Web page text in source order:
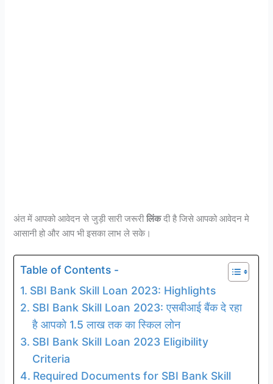
अंत में आपको आवेदन से जुड़ी सारी जरूरीलिंकदी है जिसे आपको आवेदन मे
आसानी हो और आप भी इसका लाभ ले सके।
Table of Contents -
SBI Bank Skill Loan 2023: Highlights
SBI Bank Skill Loan 2023: एसबीआई बैंक दे रहा
है आपको 1.5 लाख तक का स्किल लोन
SBI Bank Skill Loan 2023 Eligibility
Criteria
Required Documents for SBI Bank Skill